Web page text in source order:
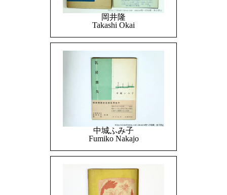
岡井隆
Takashi Okai
中城ふみ子
Fumiko Nakajo